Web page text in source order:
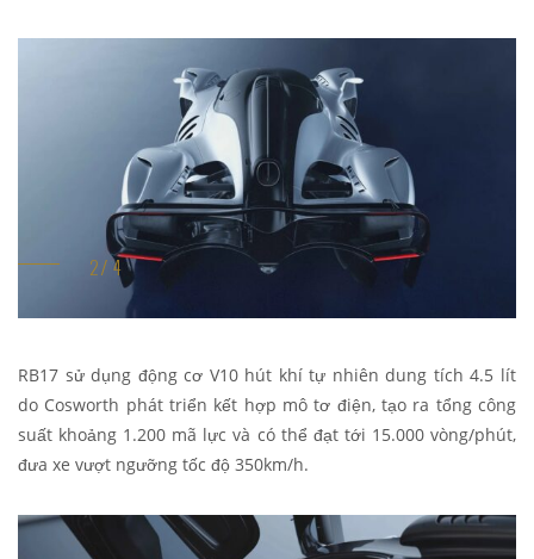
RB17 sử dụng động cơ V10 hút khí tự nhiên dung tích 4.5 lít
do Cosworth phát triển kết hợp mô tơ điện, tạo ra tổng công
suất khoảng 1.200 mã lực và có thể đạt tới 15.000 vòng/phút,
đưa xe vượt ngưỡng tốc độ 350km/h.